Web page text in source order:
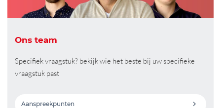
Ons team
Specifiek vraagstuk? bekijk wie het beste bij uw specifieke
vraagstuk past
Aanspreekpunten